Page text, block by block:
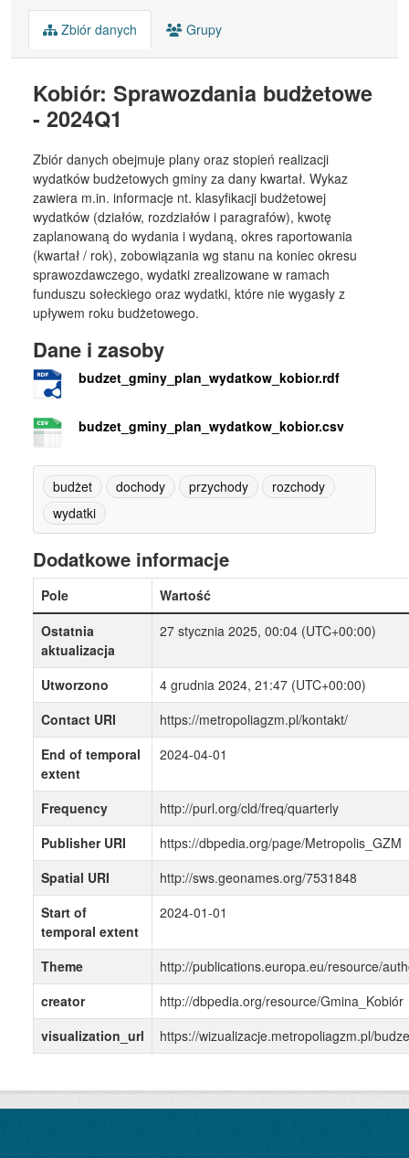
Zbiór danych Grupy
Kobiór: Sprawozdania budżetowe
- 2024Q1
Zbiór danych obejmuje plany oraz stopień realizacji
wydatków budżetowych gminy za dany kwartał. Wykaz
zawiera m.in. informacje nt. klasyfikacji budżetowej
wydatków (działów, rozdziałów i paragrafów), kwotę
zaplanowaną do wydania i wydaną, okres raportowania
(kwartał / rok), zobowiązania wg stanu na koniec okresu
sprawozdawczego, wydatki zrealizowane w ramach
funduszu sołeckiego oraz wydatki, które nie wygasły z
upływem roku budżetowego.
Dane i zasoby
budzet_gminy_plan_wydatkow_kobior.rdf
budzet_gminy_plan_wydatkow_kobior.csv
budżet dochody przychody
rozchody
wydatki
Dodatkowe informacje
Pole
Wartość
Ostatnia
aktualizacja
27 stycznia 2025, 00:04 (UTC+00:00)
Utworzono
4 grudnia 2024, 21:47 (UTC+00:00)
Contact URI
https://metropoliagzm.pl/kontakt/
End of temporal
extent
2024-04-01
Frequency
http://purl.org/cld/freq/quarterly
Publisher URI
https://dbpedia.org/page/Metropolis_GZM
Spatial URI
http://sws.geonames.org/7531848
Start of
temporal extent
2024-01-01
Theme
http://publications.europa.eu/resource/
creator
http://dbpedia.org/resource/Gmina_Kobiór
visualization_url
https://wizualizacje.metropoliagzm.pl/